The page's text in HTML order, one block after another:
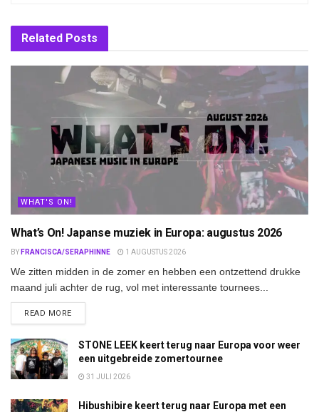
Related Posts
WHAT'S ON!
What’s On! Japanse muziek in Europa: augustus 2026
BY FRANCISCA/SERAPHINNE 1 AUGUSTUS 2026
We zitten midden in de zomer en hebben een ontzettend drukke
maand juli achter de rug, vol met interessante tournees...
READ MOREDETAILS
STONE LEEK keert terug naar Europa voor weer
een uitgebreide zomertournee
31 JULI 2026
Hibushibire keert terug naar Europa met een